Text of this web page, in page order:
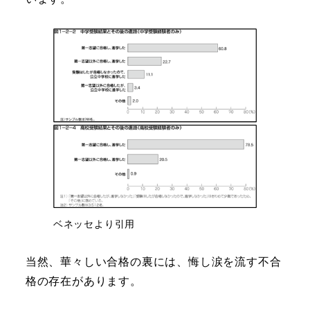
ベネッセより引用
当然、華々しい合格の裏には、悔し涙を流す不合
格の存在があります。